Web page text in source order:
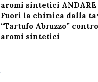
aromi sintetici ANDARE
Fuori la chimica dalla
“Tartufo Abruzzo”
aromi sintetici